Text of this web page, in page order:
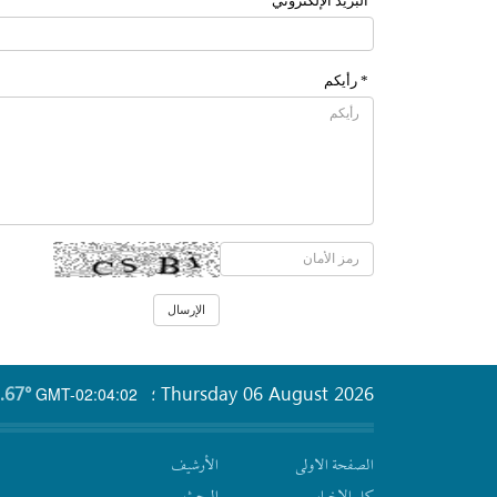
* رأیکم
GMT-02:04:02 Thursday 06 August 2026 ؛
الصفحة الاولى
الأرشیف